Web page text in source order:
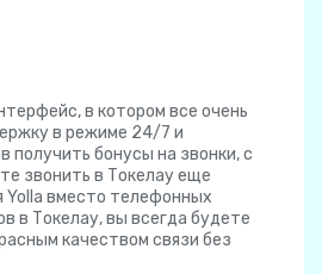
в котором все очень
в режиме 24/7 и
получить бонусы на звонки, с
звонить в Токелау еще
Yolla вместо телефонных
в Токелау, вы всегда будете
качеством связи без